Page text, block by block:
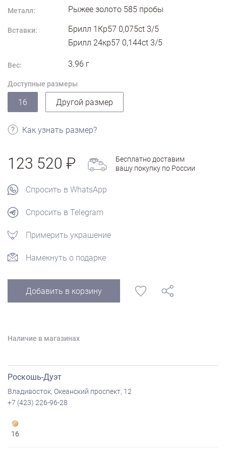
Металл: Рыжее золото 585 пробы
Вставки:
Брилл 1Кр57 0,075ct 3/5
Брилл 24кр57 0,144ct 3/5
Вес: 3.96 г
Доступные размеры
16 Другой размер
Как узнать размер?
123 520
Бесплатно доставим
вашу покупку по России
Спросить в WhatsApp
Спросить в Telegram
Примерить украшение
Намекнуть о подарке
Добавить в корзину
Наличие в магазинах
Роскошь-Дуэт
Владивосток, Океанский проспект, 12
+7 (423) 226-96-28
16